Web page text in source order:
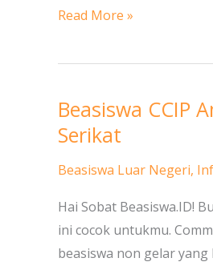
Read More »
Beasiswa CCIP
Serikat
Beasiswa Luar Negeri,
Hai Sobat Beasiswa.ID!
ini cocok untukmu.
beasiswa non gelar
Beasiswa
CCIP
untuk
SMA,
Diploma
dan